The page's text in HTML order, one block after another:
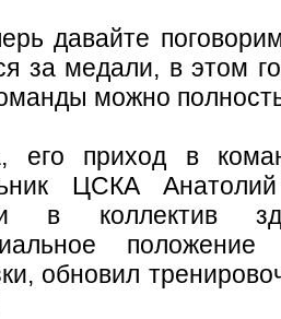
давайте
за медали, в этом
можно
приход в
ЦСКА Анатолий
в коллектив
обновил